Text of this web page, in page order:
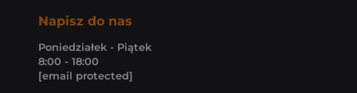
Napisz do nas
Poniedziałek - Piątek
8:00 - 18:00
[email protected]